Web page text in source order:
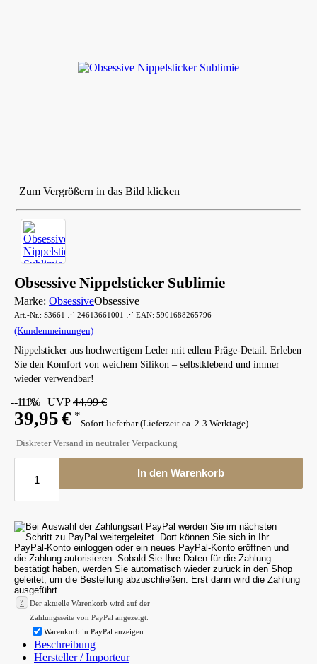
Zum Vergrößern in das Bild klicken
Obsessive Nippelsticker Sublimie
Marke: ObsessiveObsessive
Art.-Nr.: S3661 ⋰ 24613661001 ⋰ EAN: 5901688265796
(Kundenmeinungen)
Nippelsticker aus hochwertigem Leder mit edlem Präge-Detail. Erleben
Sie den Komfort von weichem Silikon – selbstklebend und immer
wieder verwendbar!
- 11%
- 11% UVP44,99 €
39,95€ *
Sofort lieferbar (Lieferzeit ca. 2-3 Werktage).
Diskreter Versand in neutraler Verpackung
In den Warenkorb
?
Der aktuelle Warenkorb wird auf der
Zahlungsseite von PayPal angezeigt.
Warenkorb in PayPal anzeigen
Beschreibung
Hersteller / Importeur